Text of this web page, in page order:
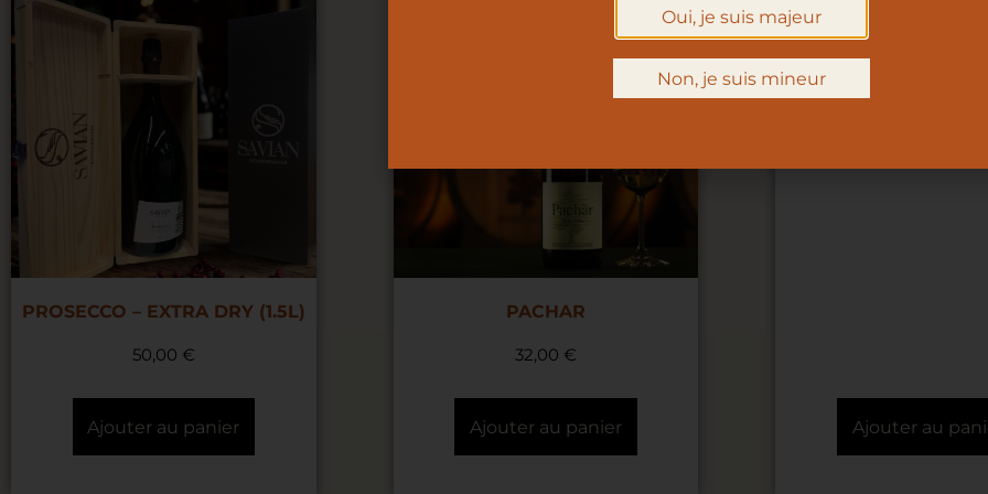
PROSECCO – EXTRA DRY (1.5L)
50,00 €
Ajouter au panier
PACHAR
32,00 €
Ajouter au panier
BOUQUET ! –
Ajouter au
Oui, je suis majeur
Non, je suis mineur